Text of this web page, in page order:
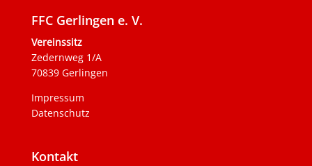
FFC Gerlingen e. V.
Vereinssitz
Zedernweg 1/A
70839 Gerlingen
Impressum
Datenschutz
Kontakt